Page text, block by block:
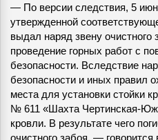
— По версии следствия, 5
утвержденной
выдал наряд звену очистного
проведение горных работ с
безопасности. Вследствие
безопасности и иных правил
места для установки стойки
№ 611 «Шахта Чертинская-
кровли. В результате чего
очистного забоя, —